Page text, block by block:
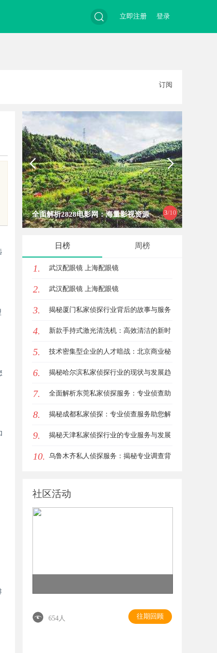
登录
立即注册
订阅
4/10
麻花影视：打造中国喜剧影视新高地
日榜 周榜
1. 武汉配眼镜 上海配眼镜
2. 武汉配眼镜 上海配眼镜
3. 揭秘厦门私家侦探行业背后的故事与服务
价值
4. 新款手持式激光清洗机：高效清洁的新时
代
5. 技术密集型企业的人才暗战：北京商业秘
密律师如何守住“人带技术走”的底线
6. 揭秘哈尔滨私家侦探行业的现状与发展趋
势
7. 全面解析东莞私家侦探服务：专业侦查助
您解决各种疑难问题
8. 揭秘成都私家侦探：专业侦查服务助您解
心中疑惑
9. 揭秘天津私家侦探行业的专业服务与发展
趋势
10. 乌鲁木齐私人侦探服务：揭秘专业调查背
社区活动
654人 往期回顾